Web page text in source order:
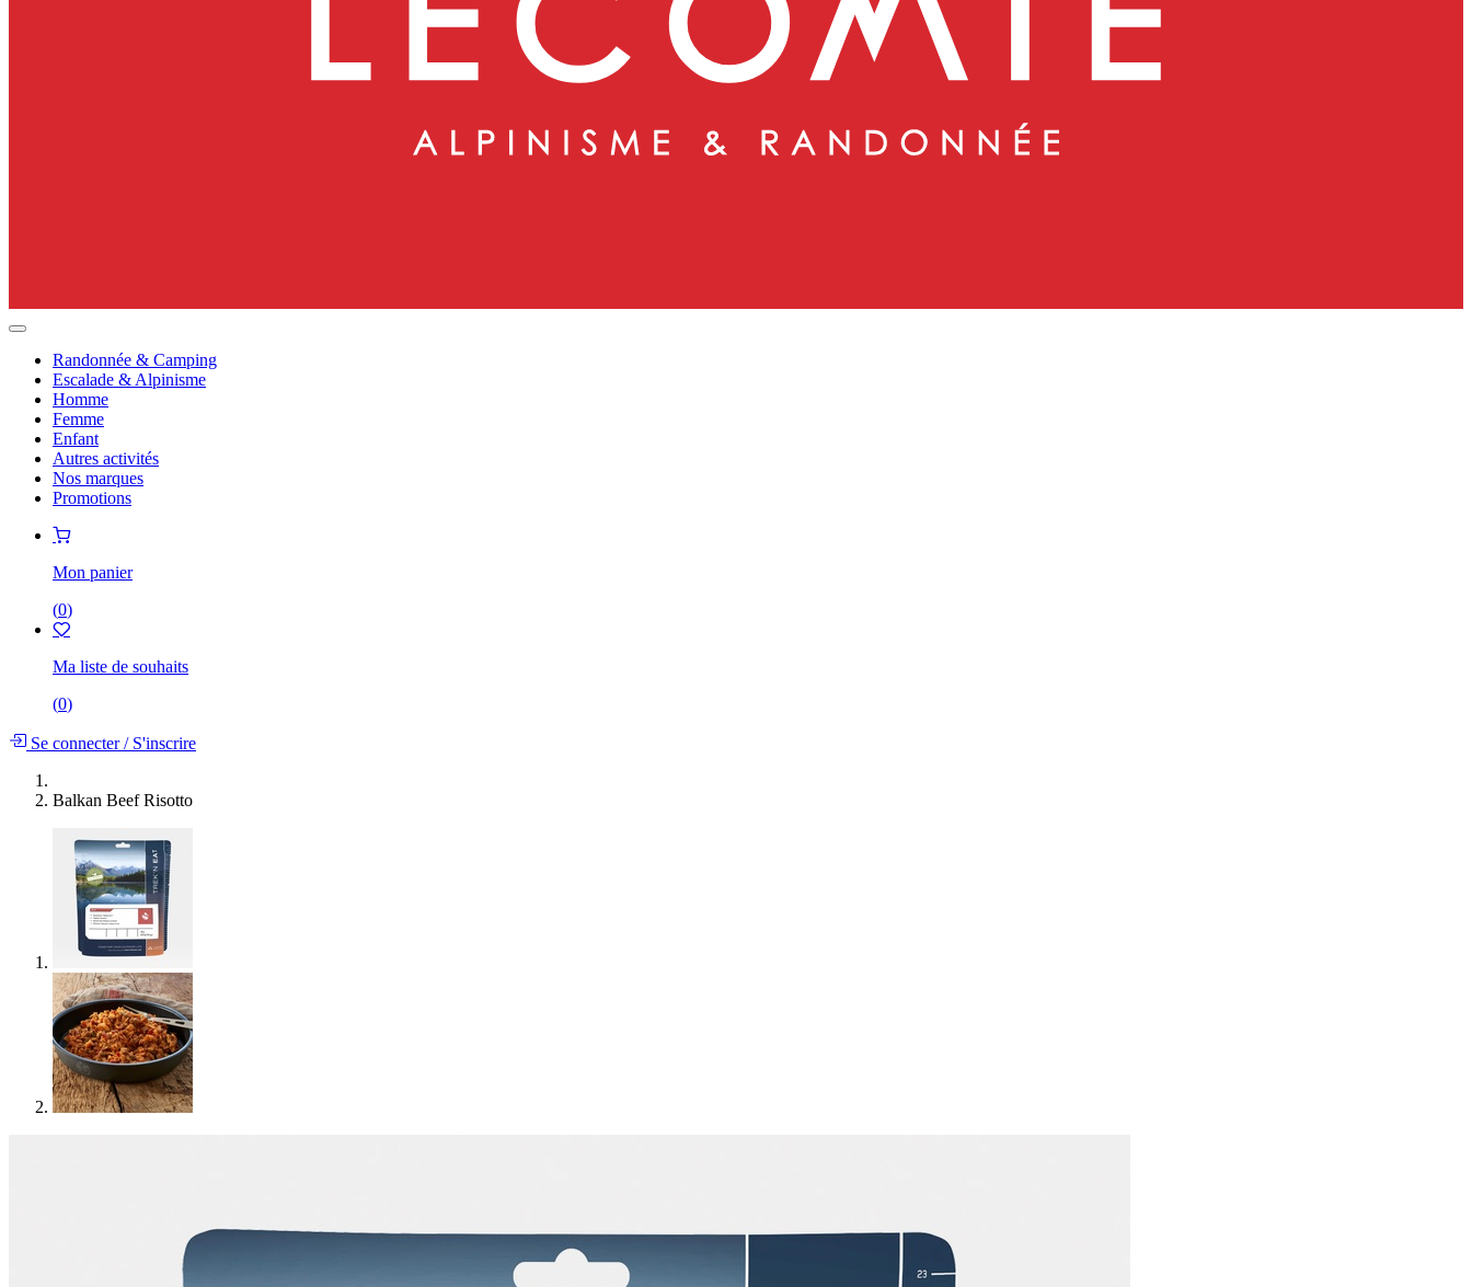
Randonnée & Camping
Escalade & Alpinisme
Homme
Femme
Enfant
Autres activités
Nos marques
Promotions
Mon panier
(0)
Ma liste de souhaits
(0)
Se connecter/S'inscrire
Balkan Beef Risotto